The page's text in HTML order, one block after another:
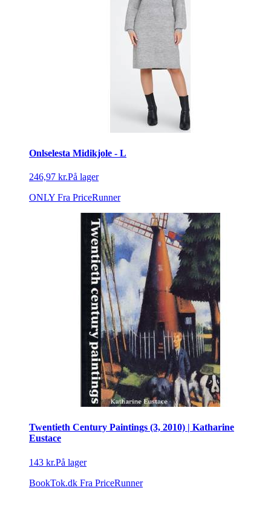
Onlselesta Midikjole - L
246,97 kr.På lager
ONLY Fra PriceRunner
Twentieth Century Paintings (3, 2010) | Katharine
Eustace
143 kr.På lager
BookTok.dk Fra PriceRunner